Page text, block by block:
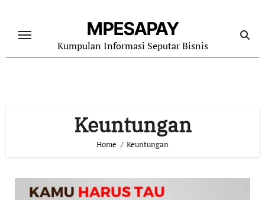
content
MPESAPAY
Kumpulan Informasi Seputar Bisnis
Keuntungan
Home Keuntungan